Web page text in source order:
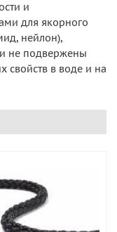
и
для якорного
нейлон),
не подвержены
свойств в воде и на